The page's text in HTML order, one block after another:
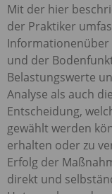
Mit der hier
der Praktiker
Informationenüber
und der
Belastungswerte
Analyse als auch
Entscheidung,
gewählt werden
erhalten oder zu
Erfolg der
direkt und